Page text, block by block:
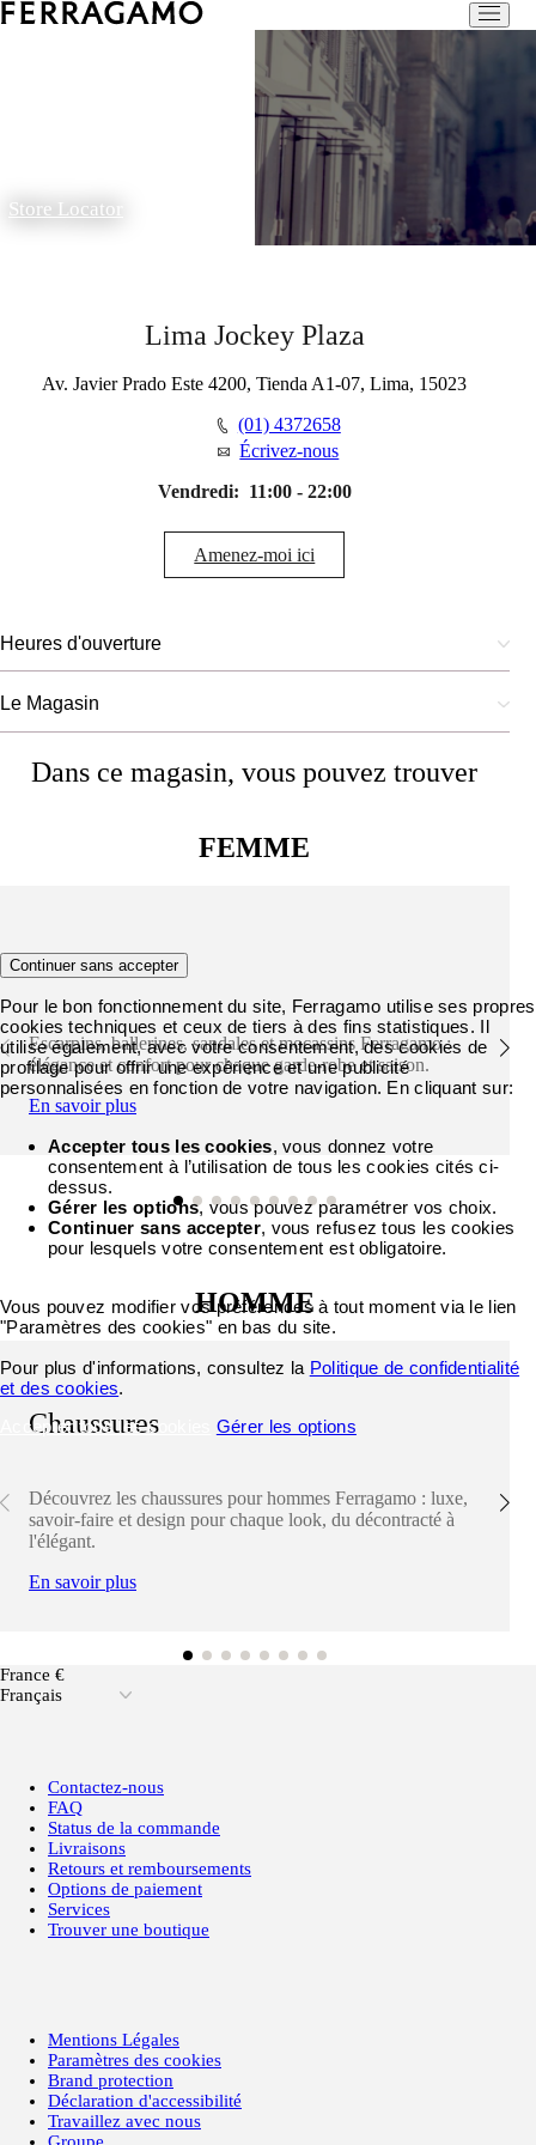
Store Locator
Lima Jockey Plaza
Av. Javier Prado Este 4200, Tienda A1-07, Lima, 15023
(01) 4372658
Écrivez-nous
Vendredi: 11:00 - 22:00
Amenez-moi ici
Heures d'ouverture
Le Magasin
Dans ce magasin, vous pouvez trouver
FEMME
Chaussures
Escarpins, ballerines, sandales et mocassins Ferragamo :
élégance et confort pour chaque garde-robe et saison.
En savoir plus
HOMME
Chaussures
Découvrez les chaussures pour hommes Ferragamo : luxe,
savoir-faire et design pour chaque look, du décontracté à
l'élégant.
En savoir plus
France €
Français
Contactez-nous
FAQ
Status de la commande
Livraisons
Retours et remboursements
Options de paiement
Services
Trouver une boutique
Mentions Légales
Paramètres des cookies
Brand protection
Déclaration d'accessibilité
Travaillez avec nous
Groupe
Continuer sans accepter
Pour le bon fonctionnement du site, Ferragamo utilise ses propres
cookies techniques et ceux de tiers à des fins statistiques. Il
utilise également, avec votre consentement, des cookies de
profilage pour offrir une expérience et une publicité
personnalisées en fonction de votre navigation. En cliquant sur:
Accepter tous les cookies, vous donnez votre
consentement à l’utilisation de tous les cookies cités ci-
dessus.
Gérer les options, vous pouvez paramétrer vos choix.
Continuer sans accepter, vous refusez tous les cookies
pour lesquels votre consentement est obligatoire.
Vous pouvez modifier vos préférences à tout moment via le lien
"Paramètres des cookies" en bas du site.
Pour plus d'informations, consultez la Politique de confidentialité
et des cookies.
Accepter tous les cookies
Gérer les options